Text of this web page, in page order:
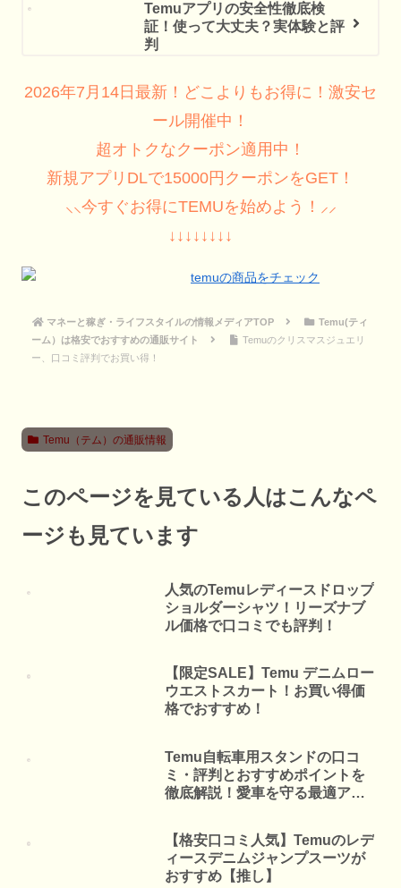
Temuアプリの安全性徹底検
証！使って大丈夫？実体験と評
判
2026年7月14日最新！どこよりもお得に！激安セ
ール開催中！
超オトクなクーポン適用中！
新規アプリDLで15000円クーポンをGET！
⸜⸜今すぐお得にTEMUを始めよう！⸝⸝
↓↓↓↓↓↓↓↓
マネーと稼ぎ・ライフスタイルの情報メディアTOP
Temu(ティ
ーム）は格安でおすすめの通販サイト
Temuのクリスマスジュエリ
ー、口コミ評判でお買い得！
Temu（テム）の通販情報
このページを見ている人はこんなペ
ージも見ています
人気のTemuレディースドロップ
ショルダーシャツ！リーズナブ
ル価格で口コミでも評判！
【限定SALE】Temu デニムロー
ウエストスカート！お買い得価
格でおすすめ！
Temu自転車用スタンドの口コ
ミ・評判とおすすめポイントを
徹底解説！愛車を守る最適アイ
【格安口コミ人気】Temuのレデ
ィースデニムジャンプスーツが
おすすめ【推し】